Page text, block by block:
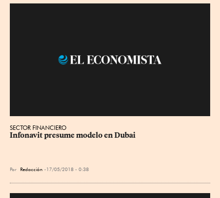
SECTOR FINANCIERO
Infonavit presume modelo en Dubai
Por Redacción 17/05/2018 - 0:38